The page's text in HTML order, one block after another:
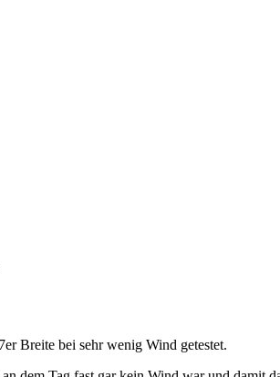
Breite bei sehr wenig Wind getestet.